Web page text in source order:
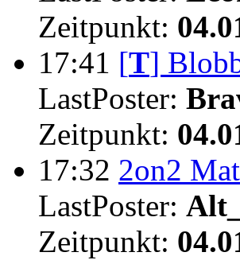
Zeitpunkt:
17:41 [T]
LastPoster:
Zeitpunkt:
17:32 2on2
LastPoster:
Zeitpunkt: